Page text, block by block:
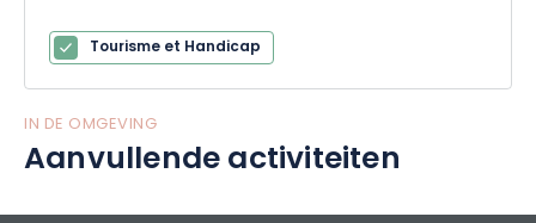
Tourisme et Handicap
IN DE OMGEVING
Aanvullende activiteiten